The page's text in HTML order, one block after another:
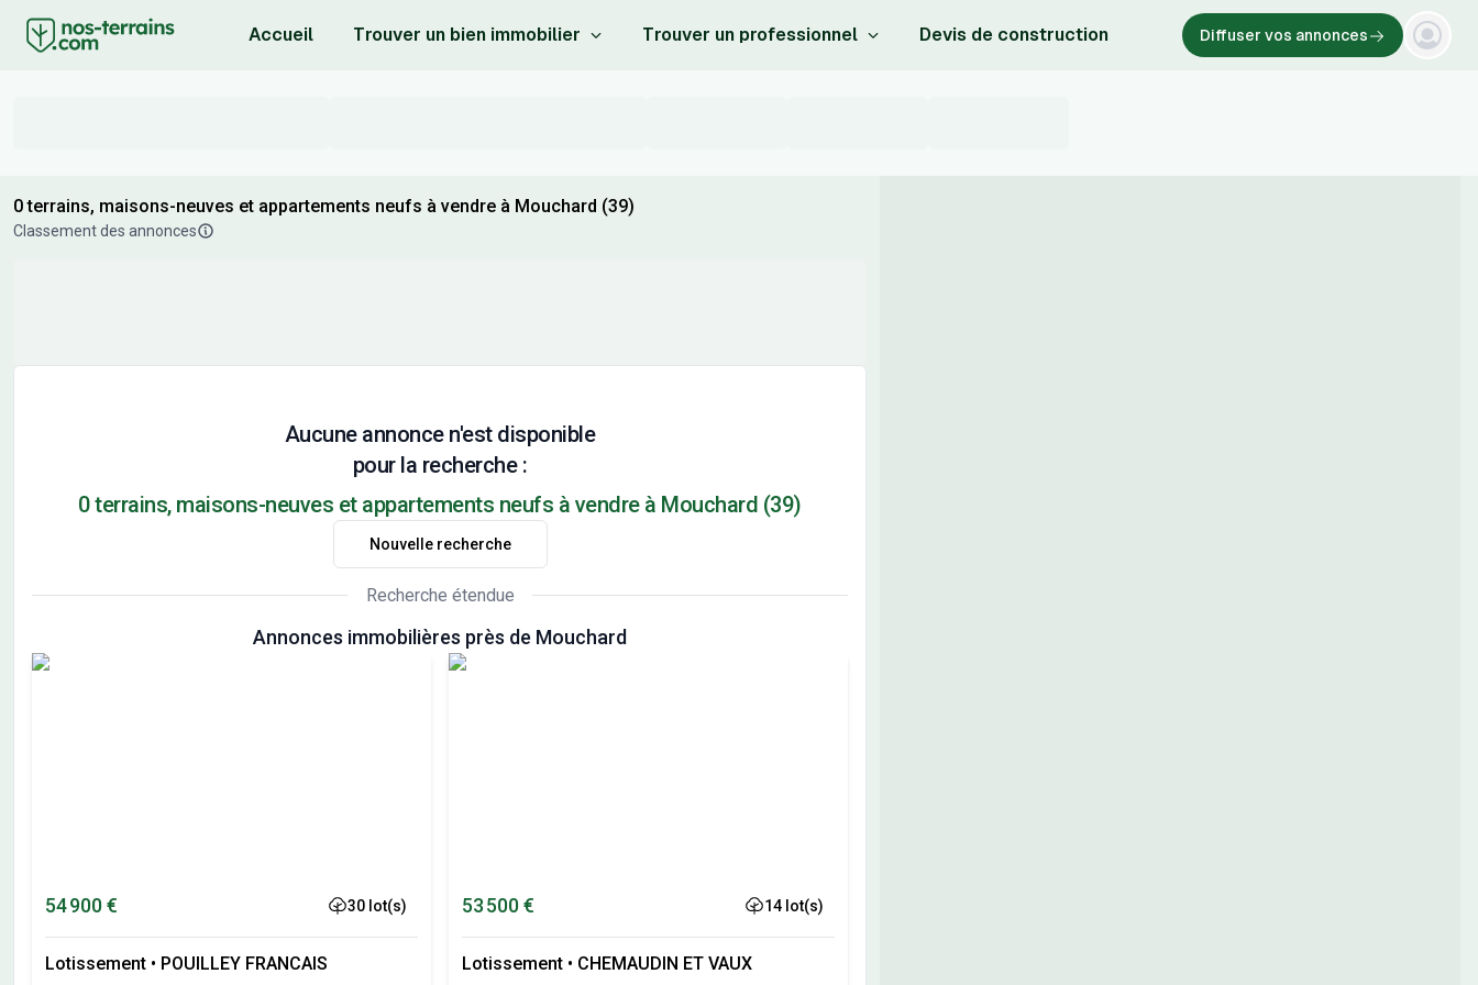
Accueil Trouver un bien immobilier Trouver un professionnel Devis de construction Diffuser vos annonces
0 terrains, maisons-neuves et appartements neufs à vendre à Mouchard (39)
Classement des annonces
Aucune annonce n'est disponible
pour la recherche :
0 terrains, maisons-neuves et appartements neufs à vendre à Mouchard (39)
Nouvelle recherche
Recherche étendue
Annonces immobilières près de Mouchard
54 900 € 30 lot(s)
Lotissement • POUILLEY FRANCAIS
53 500 € 14 lot(s)
Lotissement • CHEMAUDIN ET VAUX